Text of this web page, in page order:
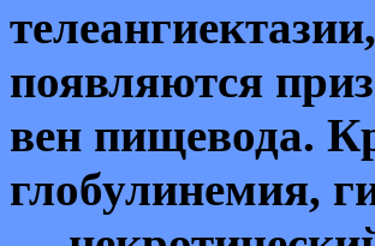
появляются
вен пищевода.
глобулинемия,